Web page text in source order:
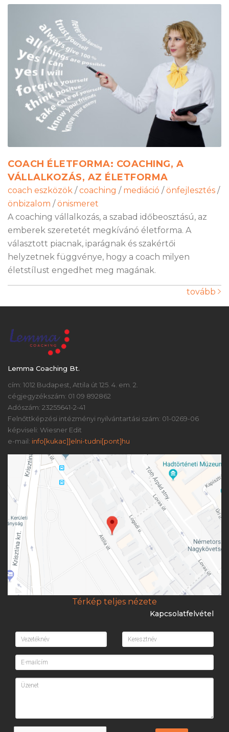
COACH ÉLETFORMA: COACHING, A
VÁLLALKOZÁS, AZ ÉLETFORMA
coach eszközök / coaching / mediáció / önfejlesztés /
önbizalom / önismeret
A coaching vállalkozás, a szabad időbeosztású, az
emberek szeretetét megkívánó életforma. A
választott piacnak, iparágnak és szakértői
helyzetnek függvénye, hogy a coach milyen
életstílust engedhet meg magának.
tovább
Lemma Coaching Bt.
cím: 1012 Budapest, Attila út 125. 4. em. 2.
cégjegyzékszám: 01 09 892862
Adószám: 23255641-2-41
Felnőttképzési intézményi nyilvántartási szám: 01-0269-06
képviseli: Wiesner Edit
e-mail: info[kukac]]elni-tudni[pont]hu
Térkép teljes nézete
Kapcsolatfelvétel